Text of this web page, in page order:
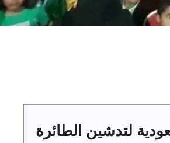
لتدشين الطائرة